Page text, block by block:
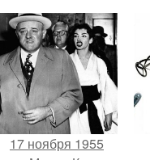
17 ноября 1955